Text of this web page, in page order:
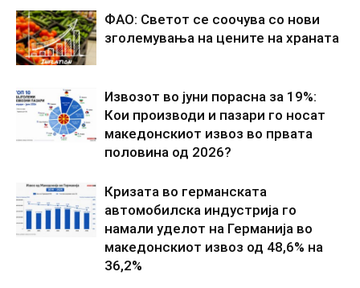
ФАО: Светот се соочува со нови
зголемувања на цените на храната
Извозот во јуни порасна за 19%:
Кои производи и пазари го носат
македонскиот извоз во првата
половина од 2026?
Кризата во германската
автомобилска индустрија го
намали уделот на Германија во
македонскиот извоз од 48,6% на
36,2%